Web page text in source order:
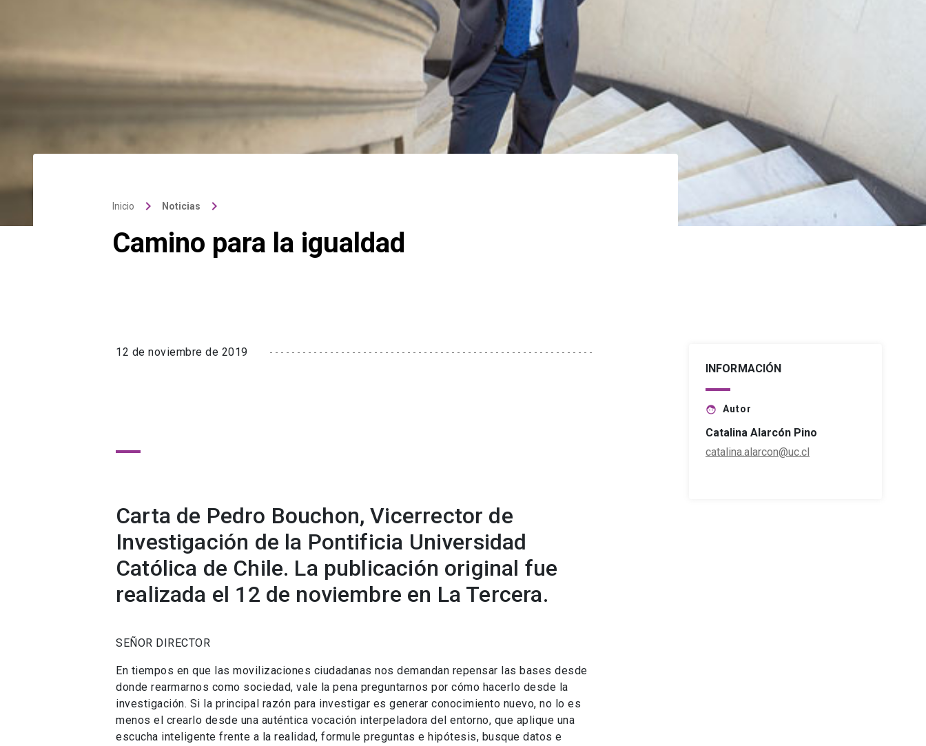
Inicio keyboard_arrow_right Noticias keyboard_arrow_right
Camino para la igualdad
12 de noviembre de 2019
Carta de Pedro Bouchon, Vicerrector de
Investigación de la Pontificia Universidad
Católica de Chile. La publicación original fue
realizada el 12 de noviembre en La Tercera.
SEÑOR DIRECTOR
En tiempos en que las movilizaciones ciudadanas nos demandan repensar las bases desde
donde rearmarnos como sociedad, vale la pena preguntarnos por cómo hacerlo desde la
investigación. Si la principal razón para investigar es generar conocimiento nuevo, no lo es
menos el crearlo desde una auténtica vocación interpeladora del entorno, que aplique una
escucha inteligente frente a la realidad, formule preguntas e hipótesis, busque datos e
INFORMACIÓN
face Autor
Catalina Alarcón Pino
catalina.alarcon@uc.cl